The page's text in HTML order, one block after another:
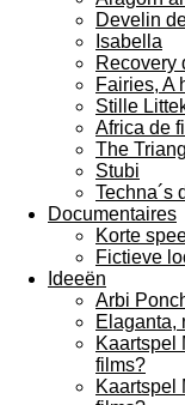
Develin
Isabella
Recovery
Fairies, A
Stille
Africa de
The
Stubi
Techna´s
Documentaires
Korte
Fictieve
Ideeën
Arbi
Elaganta,
Kaartspel
films?
Kaartspel